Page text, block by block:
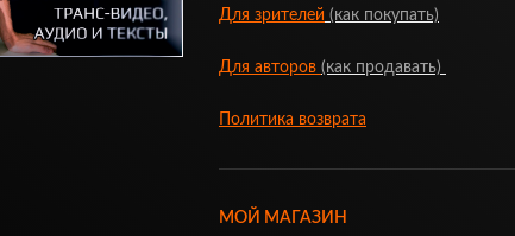
Для зрителей (как покупать)
Для авторов (как продавать)
Политика возврата
МОЙ МАГАЗИН